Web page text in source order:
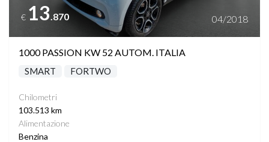
€ 13 .870 04/2018
1000 PASSION KW 52 AUTOM. ITALIA
SMART FORTWO
Chilometri
103.513 km
Alimentazione
Benzina